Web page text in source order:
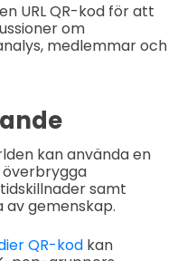
URL QR-kod för att
om
medlemmar och
kan använda en
samt
gemenskap.
QR-kod kan